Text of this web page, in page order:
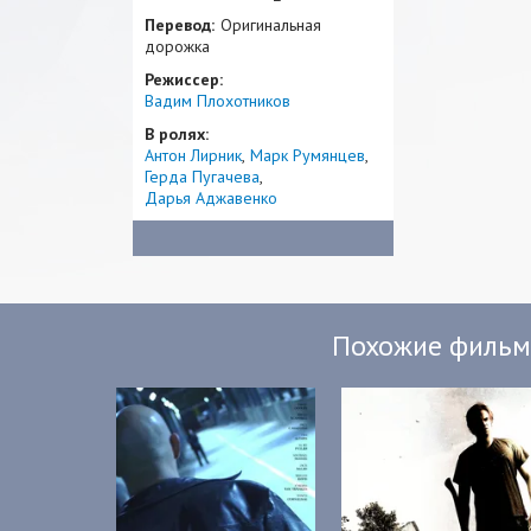
Перевод: Оригинальная
дорожка
Режиссер:
Вадим Плохотников
В ролях:
Антон Лирник Марк Румянцев
Герда Пугачева
Дарья Аджавенко
Похожие